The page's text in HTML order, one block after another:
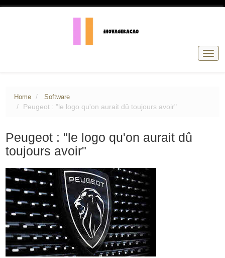
Home Software
Peugeot : "le logo qu'on aurait dû toujours avoir"
Peugeot : "le logo qu'on aurait dû
toujours avoir"